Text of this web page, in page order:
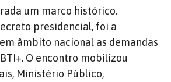
um marco histórico.
presidencial, foi a
âmbito nacional as demandas
O encontro mobilizou
Ministério Público,